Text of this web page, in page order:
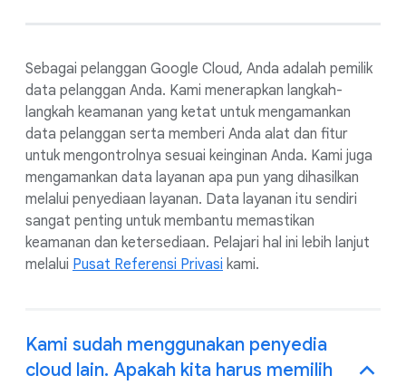
Sebagai pelanggan Google Cloud, Anda adalah pemilik
data pelanggan Anda. Kami menerapkan langkah-
langkah keamanan yang ketat untuk mengamankan
data pelanggan serta memberi Anda alat dan fitur
untuk mengontrolnya sesuai keinginan Anda. Kami juga
mengamankan data layanan apa pun yang dihasilkan
melalui penyediaan layanan. Data layanan itu sendiri
sangat penting untuk membantu memastikan
keamanan dan ketersediaan. Pelajari hal ini lebih lanjut
melalui Pusat Referensi Privasi kami.
Kami sudah menggunakan penyedia
cloud lain. Apakah kita harus memilih